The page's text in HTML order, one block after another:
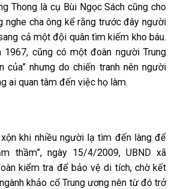
Thong là cụ Bùi Ngọc Sách cũng cho
nghe cha ông kể rằng trước đây người
cả một đội quân tìm kiếm kho báu.
1967, cũng có một đoàn người Trung
của” nhưng do chiến tranh nên người
ai quan tâm đến việc họ làm.
khi nhiều người lạ tìm đến làng để
thầm”, ngày 15/4/2009, UBND xã
kiểm tra để bảo vệ di tích, chờ kết
khảo cổ Trung ương nên từ đó trở